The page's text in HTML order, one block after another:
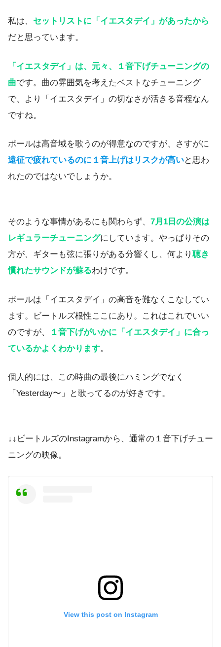
私は、 セットリストに「イエスタデイ」があったから
だと思っています。
「イエスタデイ」は、元々、１音下げチューニングの
曲です。曲の雰囲気を考えたベストなチューニング
で、より「イエスタデイ」の切なさが活きる音程なん
ですね。
ポールは高音域を歌うのが得意なのですが、さすがに
遠征で疲れているのに１音上げはリスクが高いと思わ
れたのではないでしょうか。
そのような事情があるにも関わらず、 7月1日の公演は
レギュラーチューニングにしています。やっぱりその
方が、ギターも弦に張りがある分響くし、何より 聴き
慣れたサウンドが蘇るわけです。
ポールは「イエスタデイ」の高音を難なくこなしてい
ます。ビートルズ根性ここにあり。これはこれでいい
のですが、
１音下げがいかに「イエスタデイ」に合っ
ているかよくわかります。
個人的には、この時曲の最後にハミングでなく
「Yesterday〜」と歌ってるのが好きです。
↓↓ビートルズのInstagramから、通常の１音下げチュー
ニングの映像。
View this post on Instagram